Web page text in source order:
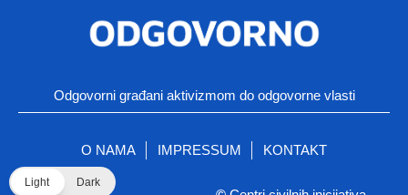
Odgovorni građani aktivizmom do odgovorne vlasti
O NAMA IMPRESSUM KONTAKT
Light Dark